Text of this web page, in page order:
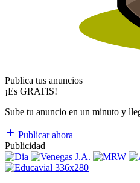
Publica tus anuncios
¡Es GRATIS!
Sube tu anuncio en un minuto y
Publicar ahora
Publicidad